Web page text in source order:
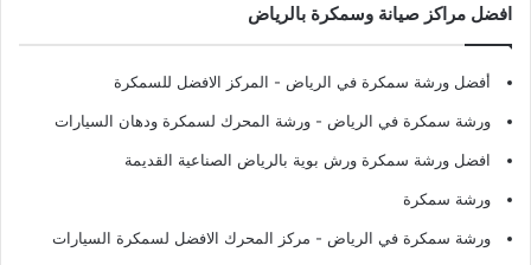
افضل مراكز صيانة وسمكرة بالرياض
أفضل ورشة سمكرة في الرياض - المركز الافضل للسمكرة
ورشة سمكرة في الرياض - ورشة المحرك لسمكرة ودهان السيارات
افضل ورشة سمكرة ورش بوية بالرياض الصناعية القديمة
ورشة سمكرة
ورشة سمكرة في الرياض - مركز المحرك الافضل لسمكرة السيارات